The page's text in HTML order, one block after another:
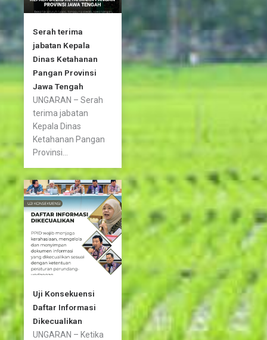
Serah terima
jabatan Kepala
Dinas Ketahanan
Pangan Provinsi
Jawa Tengah
UNGARAN – Serah
terima jabatan
Kepala Dinas
Ketahanan Pangan
Provinsi...
Uji Konsekuensi
Daftar Informasi
Dikecualikan
UNGARAN – Ketika